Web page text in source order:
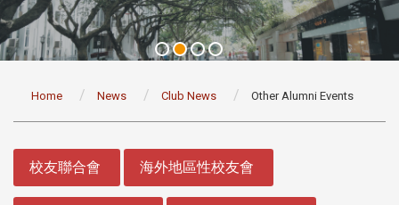
Home News Club News Other Alumni Events
校友聯合會 海外地區性校友會